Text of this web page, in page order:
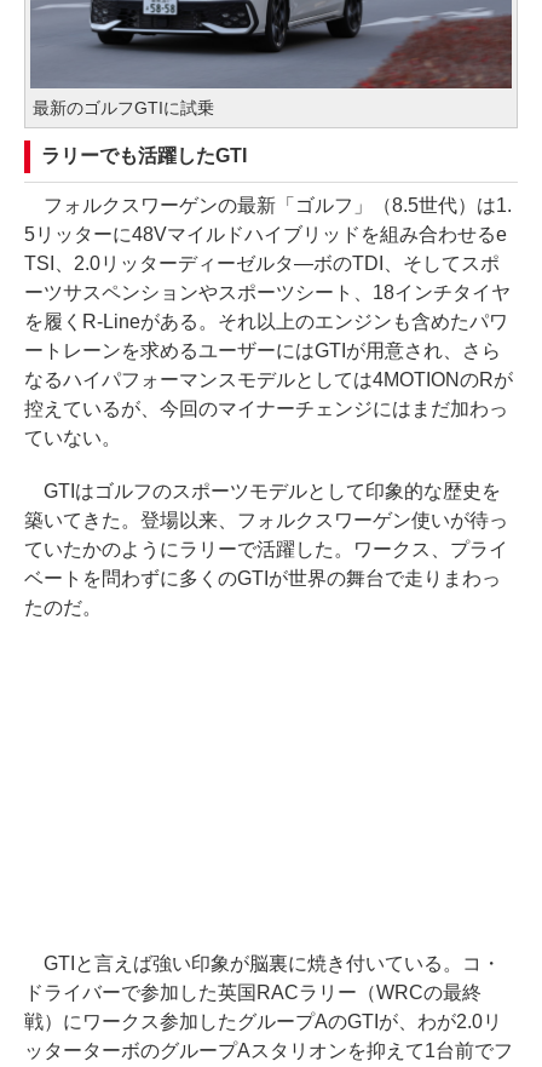
最新のゴルフGTIに試乗
ラリーでも活躍したGTI
フォルクスワーゲンの最新「ゴルフ」（8.5世代）は1.
5リッターに48Vマイルドハイブリッドを組み合わせるe
TSI、2.0リッターディーゼルタ―ボのTDI、そしてスポ
ーツサスペンションやスポーツシート、18インチタイヤ
を履くR-Lineがある。それ以上のエンジンも含めたパワ
ートレーンを求めるユーザーにはGTIが用意され、さら
なるハイパフォーマンスモデルとしては4MOTIONのRが
控えているが、今回のマイナーチェンジにはまだ加わっ
ていない。
GTIはゴルフのスポーツモデルとして印象的な歴史を
築いてきた。登場以来、フォルクスワーゲン使いが待っ
ていたかのようにラリーで活躍した。ワークス、プライ
ベートを問わずに多くのGTIが世界の舞台で走りまわっ
たのだ。
GTIと言えば強い印象が脳裏に焼き付いている。コ・
ドライバーで参加した英国RACラリー（WRCの最終
戦）にワークス参加したグループAのGTIが、わが2.0リ
ッターターボのグループAスタリオンを抑えて1台前でフ